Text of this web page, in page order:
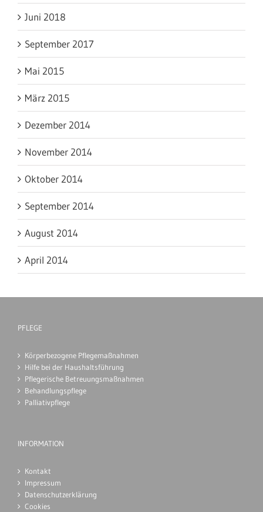
Juni 2018
September 2017
Mai 2015
März 2015
Dezember 2014
November 2014
Oktober 2014
September 2014
August 2014
April 2014
PFLEGE
Körperbezogene Pflegemaßnahmen
Hilfe bei der Haushaltsführung
Pflegerische Betreuungsmaßnahmen
Behandlungspflege
Palliativpflege
INFORMATION
Kontakt
Impressum
Datenschutzerklärung
Cookies